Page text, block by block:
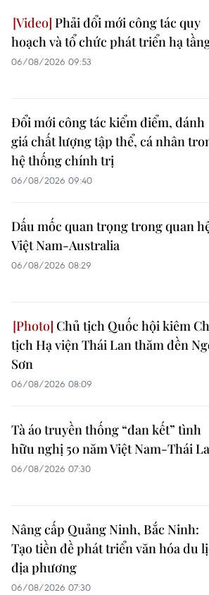
Phải đổi mới công tác quy
hoạch và tổ chức phát triển hạ
06/08/2026 09:53
Đổi mới công tác kiểm điểm, đánh
giá chất lượng tập thể, cá nhân
hệ thống chính trị
06/08/2026 09:40
Dấu mốc quan trọng trong quan
Việt Nam-Australia
06/08/2026 08:29
Chủ tịch Quốc hội kiêm
tịch Hạ viện Thái Lan thăm đền
Sơn
06/08/2026 08:09
Tà áo truyền thống “đan kết” tình
hữu nghị 50 năm Việt Nam-Thái
06/08/2026 07:30
Nâng cấp Quảng Ninh, Bắc Ninh:
Tạo tiền đề phát triển văn hóa du
địa phương
06/08/2026 07:30